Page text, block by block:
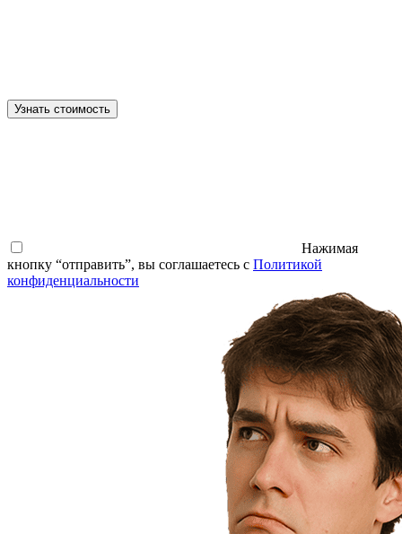
Узнать стоимость
Нажимая
кнопку “отправить”, вы соглашаетесь с Политикой
конфиденциальности